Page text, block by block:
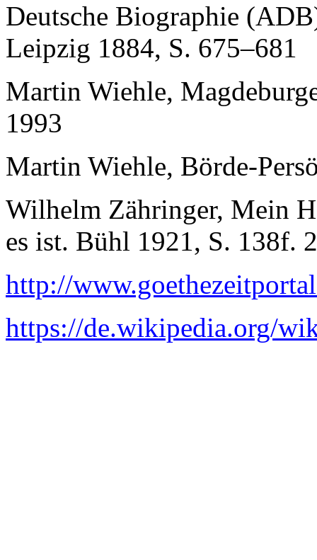
Deutsche Biographie
Leipzig 1884, S. 675–681
Martin Wiehle,
1993
Martin Wiehle, Börde-
Wilhelm Zähringer, Mein
es ist. Bühl 1921, S. 138f.
http://
https://de.wikipedia.org/